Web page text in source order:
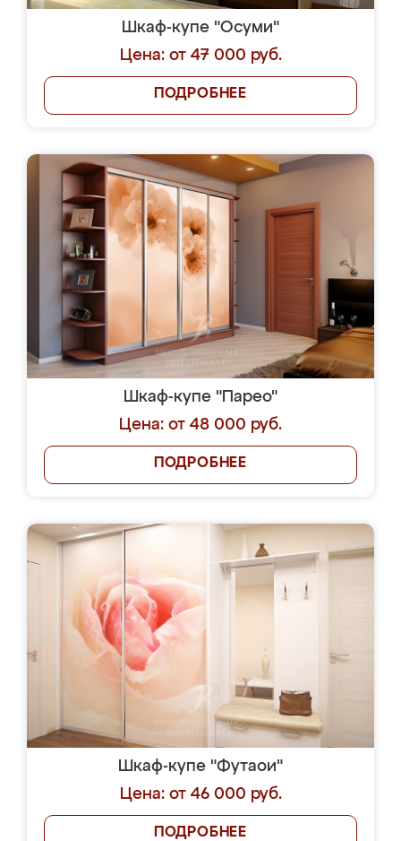
Шкаф-купе "Осуми"
Цена: от 47 000 руб.
ПОДРОБНЕЕ
Шкаф-купе "Парео"
Цена: от 48 000 руб.
ПОДРОБНЕЕ
Шкаф-купе "Футаои"
Цена: от 46 000 руб.
ПОДРОБНЕЕ